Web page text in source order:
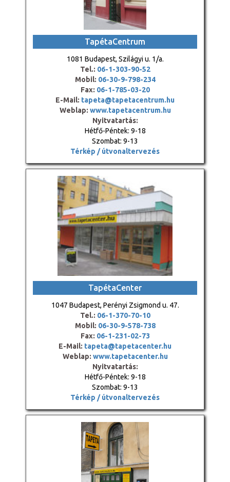
TapétaCentrum
1081 Budapest, Szilágyi u. 1/a.
Tel.: 06-1-303-90-52
Mobil: 06-30-9-798-234
Fax: 06-1-785-03-20
E-Mail: tapeta@tapetacentrum.hu
Weblap: www.tapetacentrum.hu
Nyitvatartás:
Hétfő-Péntek: 9-18
Szombat: 9-13
Térkép / útvonaltervezés
TapétaCenter
1047 Budapest, Perényi Zsigmond u. 47.
Tel.: 06-1-370-70-10
Mobil: 06-30-9-578-738
Fax: 06-1-231-02-73
E-Mail: tapeta@tapetacenter.hu
Weblap: www.tapetacenter.hu
Nyitvatartás:
Hétfő-Péntek: 9-18
Szombat: 9-13
Térkép / útvonaltervezés